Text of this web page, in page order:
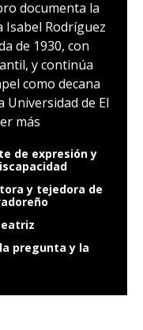
documenta la
Rodríguez
de 1930, con
y continúa
como decana
Universidad de El
más
de expresión y
y tejedora de
pregunta y la